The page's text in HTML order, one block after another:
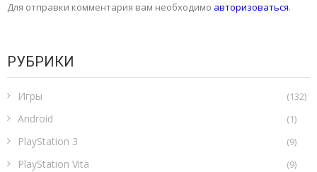
Для отправки комментария вам необходимо авторизоваться.
РУБРИКИ
Игры (132)
Android (1)
PlayStation 3 (9)
PlayStation Vita (9)